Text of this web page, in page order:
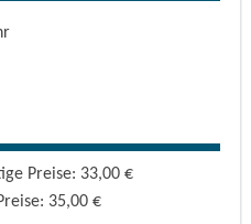
Plätze
Plätze
Seenplatte GmbH,
Preise: 33,00 €
35,00 €